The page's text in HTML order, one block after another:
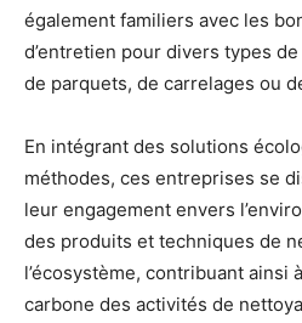
également familiers avec les
d’entretien pour divers types de
de parquets, de carrelages ou
En intégrant des solutions
méthodes, ces entreprises se
leur engagement envers
des produits et techniques de
l’écosystème, contribuant ainsi
carbone des activités de